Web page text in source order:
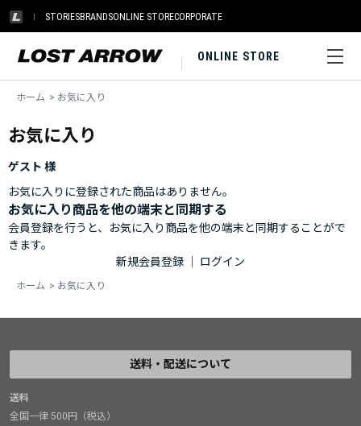
STORIESBRANDSONLINE STORECORPORATE
ONLINE STORE
ホーム > お気に入り
お気に入り
ゲスト 様
お気に入りに登録された商品はありません。
お気に入り商品を他の端末と同期する
会員登録を行うと、お気に入り商品を他の端末と同期することがで
きます。
新規会員登録
ログイン
ホーム > お気に入り
送料・配送について
送料
全国一律 500円（税込）